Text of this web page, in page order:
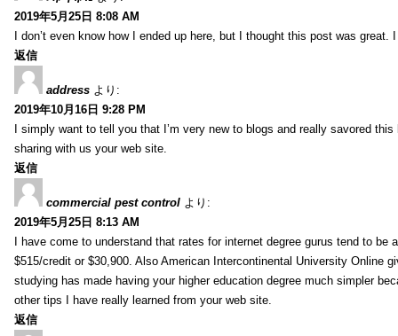
2019年5月25日 8:08 AM
I don’t even know how I ended up here, but I thought this post was
返信
address より:
2019年10月16日 9:28 PM
I simply want to tell you that I’m very new to blogs and really savored
sharing with us your web site.
返信
commercial pest control より:
2019年5月25日 8:13 AM
I have come to understand that rates for internet degree gurus tend to
$515/credit or $30,900. Also American Intercontinental University Online
studying has made having your higher education degree much simpler
other tips I have really learned from your web site.
返信